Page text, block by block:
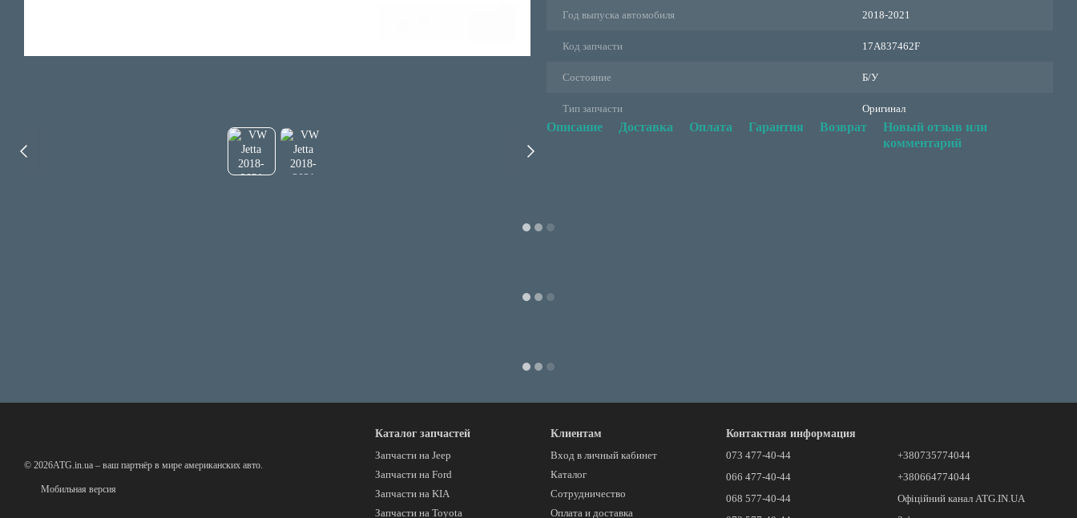
Год выпуска автомобиля 2018-2021
Код запчасти 17A837462F
Состояние Б/У
Тип запчасти Оригинал
Описание Доставка Оплата Гарантия Возврат
Новый отзыв или
комментарий
© 2026ATG.in.ua – ваш партнёр в мире американских авто.
Мобильная версия
Каталог запчастей
Запчасти на Jeep
Запчасти на Ford
Запчасти на KIA
Запчасти на Toyota
Клиентам
Вход в личный кабинет
Каталог
Сотрудничество
Оплата и доставка
Контактная информация
073 477-40-44
066 477-40-44
068 577-40-44
+380735774044
+380664774044
Офіційний канал ATG.IN.UA